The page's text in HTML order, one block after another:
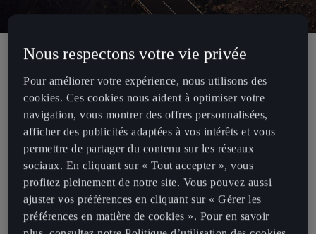
Une raison de plus de posséder une
CUPRA.
Véhicule de courtoisie
Si votre CUPRA doit rester chez l’un de nos concessionnaires pour
des réparations demandant une immobilisation d’une durée
supérieure à 24 heures, vous pourrez emprunter un véhicule de
courtoisie. Un véhicule de courtoisie vous est également prêté en
Nous respectons votre vie privée
Pour améliorer votre expérience, nous utilisons des
cookies. Ces cookies nous aident à optimiser votre
navigation, vous montrer des offres personnalisées,
afficher des publicités adaptées à vos intérêts et vous
permettre de partager du contenu sur les réseaux
sociaux. En cliquant sur « Tout accepter », vous
profitez pleinement de notre site. Vous pouvez aussi
ajuster vos préférences en cliquant sur « Gérer les
préférences en matière de cookies ». Pour en savoir